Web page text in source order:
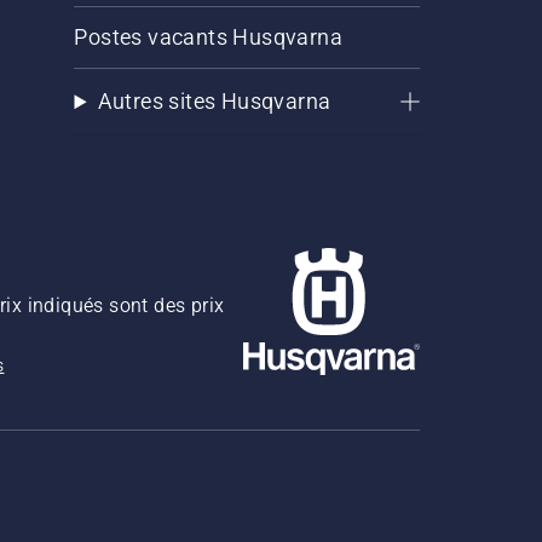
Postes vacants Husqvarna
Autres sites Husqvarna
indiqués sont des prix